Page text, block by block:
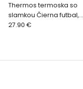
Thermos termoska so
slamkou Čierna futbal,
355ml
27.90 €